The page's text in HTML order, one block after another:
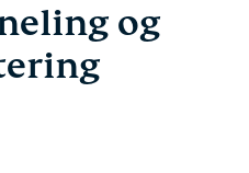
kryptering?
og